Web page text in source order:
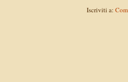
Iscriviti a: